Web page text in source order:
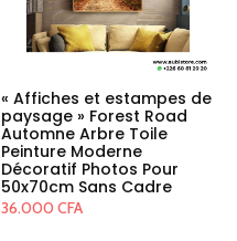
« Affiches et estampes de
paysage » Forest Road
Automne Arbre Toile
Peinture Moderne
Décoratif Photos Pour
50x70cm Sans Cadre
36.000 CFA